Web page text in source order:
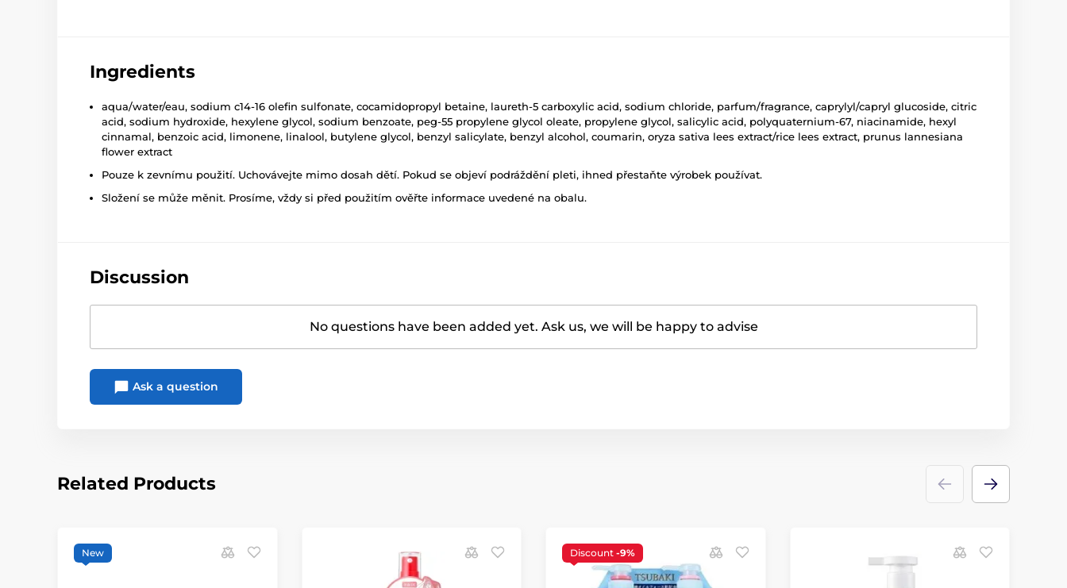
Ingredients
aqua/water/eau, sodium c14-16 olefin sulfonate, cocamidopropyl betaine, laureth-5 carboxylic acid, sodium chloride, parfum/fragrance, caprylyl/capryl glucoside, citric
acid, sodium hydroxide, hexylene glycol, sodium benzoate, peg-55 propylene glycol oleate, propylene glycol, salicylic acid, polyquaternium-67, niacinamide, hexyl
cinnamal, benzoic acid, limonene, linalool, butylene glycol, benzyl salicylate, benzyl alcohol, coumarin, oryza sativa lees extract/rice lees extract, prunus lannesiana
flower extract
Pouze k zevnímu použití. Uchovávejte mimo dosah dětí. Pokud se objeví podráždění pleti, ihned přestaňte výrobek používat.
Složení se může měnit. Prosíme, vždy si před použitím ověřte informace uvedené na obalu.
Discussion
No questions have been added yet. Ask us, we will be happy to advise
Ask a question
Related Products
New Discount -9%